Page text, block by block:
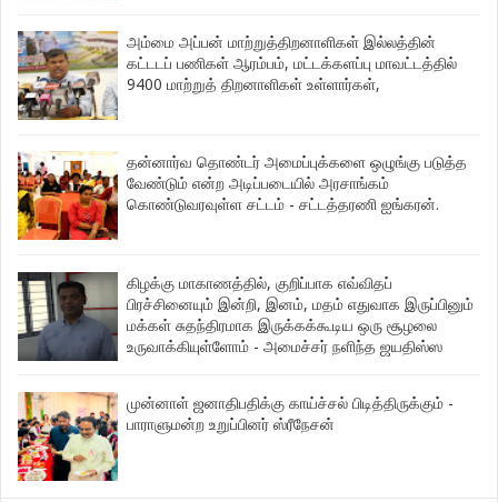
அம்மை அப்பன் மாற்றுத்திறனாளிகள் இல்லத்தின்
கட்டடப் பணிகள் ஆரம்பம், மட்டக்களப்பு மாவட்டத்தில்
9400 மாற்றுத் திறனாளிகள் உள்ளார்கள்,
தன்னார்வ தொண்டர் அமைப்புக்களை ஒழுங்கு படுத்த
வேண்டும் என்ற அடிப்படையில் அரசாங்கம்
கொண்டுவரவுள்ள சட்டம் - சட்டத்தரணி ஐங்கரன்.
கிழக்கு மாகாணத்தில், குறிப்பாக எவ்விதப்
பிரச்சினையும் இன்றி, இனம், மதம் எதுவாக இருப்பினும்
மக்கள் சுதந்திரமாக இருக்கக்கூடிய ஒரு சூழலை
உருவாக்கியுள்ளோம் - அமைச்சர் நளிந்த ஜயதிஸ்ஸ
முன்னாள் ஜனாதிபதிக்கு காய்ச்சல் பிடித்திருக்கும் -
பாராளுமன்ற உறுப்பினர் ஸ்ரீநேசன்